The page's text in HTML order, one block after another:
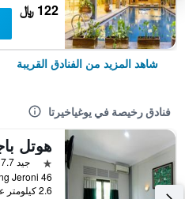
122 ﷼
شاهد المزيد من الفنادق القريبة
فنادق رخيصة في يوغياخيرتا
نجمة واحدة
جيد 7.7
2.6 كيلومتر عن وسط المدينة